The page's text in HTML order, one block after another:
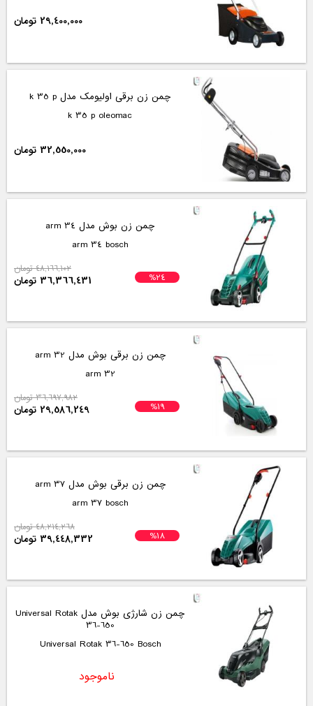
29,400,000 تومان
چمن زن برقی اولیومک مدل k 35 p
k 35 p oleomac
32,550,000 تومان
چمن زن بوش مدل arm 34
arm 34 bosch
%24
48,166,102 تومان
36,366,431 تومان
چمن زن برقی بوش مدل arm 32
arm 32
%19
36,697,982 تومان
29,586,249 تومان
چمن زن برقی بوش مدل arm 37
arm 37 bosch
%18
48,214,268 تومان
39,448,332 تومان
چمن زن شارژی بوش مدل Universal Rotak
36-650
Universal Rotak 36-650 Bosch
ناموجود